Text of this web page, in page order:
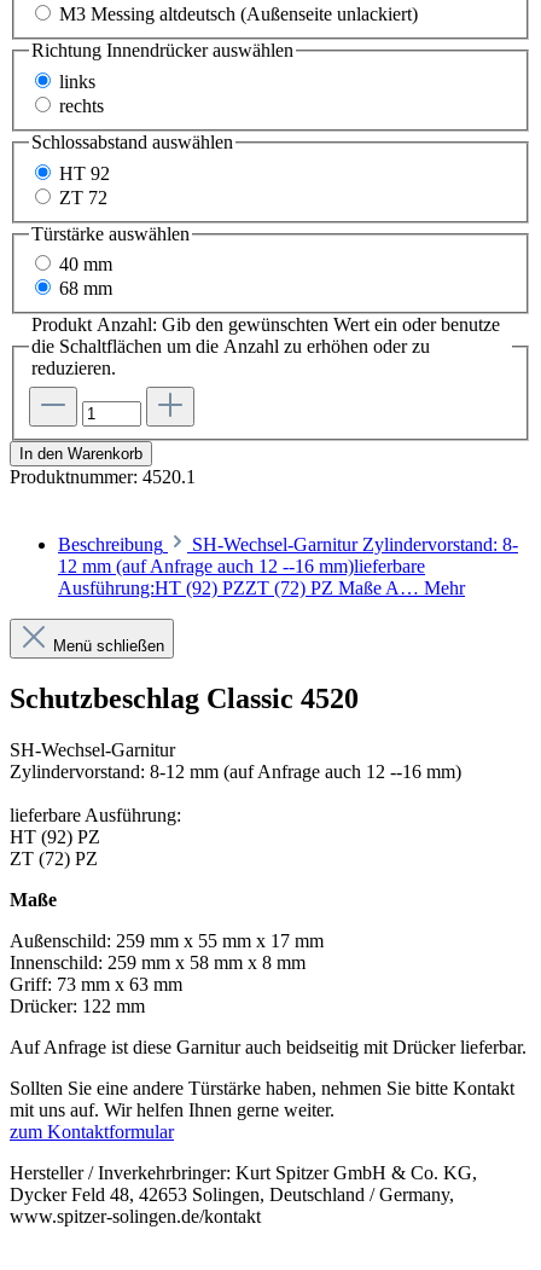
M3 Messing altdeutsch (Außenseite unlackiert)
Richtung Innendrückerauswählen
links
rechts
Schlossabstand auswählen
HT 92
ZT 72
Türstärke auswählen
40 mm
68 mm
Produkt Anzahl: Gib den gewünschten Wert ein oder benutze
die Schaltflächen um die Anzahl zu erhöhen oder zu
reduzieren.
In den Warenkorb
Produktnummer: 4520.1
Beschreibung
SH-Wechsel-Garnitur Zylindervorstand: 8-
12 mm (auf Anfrage auch 12 --16 mm)lieferbare
Ausführung:HT (92) PZZT (72) PZ Maße A… Mehr
Menü schließen
Schutzbeschlag Classic 4520
SH-Wechsel-Garnitur
Zylindervorstand: 8-12 mm (auf Anfrage auch 12 --16 mm)
lieferbare Ausführung:
HT (92) PZ
ZT (72) PZ
Maße
Außenschild: 259 mm x 55 mm x 17 mm
Innenschild: 259 mm x 58 mm x 8 mm
Griff: 73 mm x 63 mm
Drücker: 122 mm
Auf Anfrage ist diese Garnitur auch beidseitig mit Drücker lieferbar.
Sollten Sie eine andere Türstärke haben, nehmen Sie bitte Kontakt
mit uns auf. Wir helfen Ihnen gerne weiter.
zum Kontaktformular
Hersteller / Inverkehrbringer: Kurt Spitzer GmbH & Co. KG,
Dycker Feld 48, 42653 Solingen, Deutschland / Germany,
www.spitzer-solingen.de/kontakt